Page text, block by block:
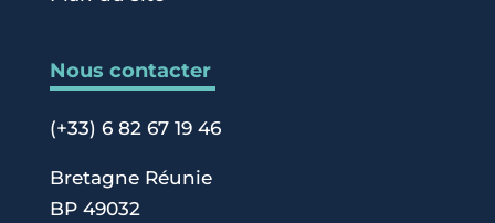
Nous contacter
(+33) 6 82 67 19 46
Bretagne Réunie
BP 49032